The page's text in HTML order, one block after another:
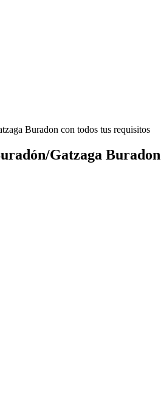
Buradon con todos tus requisitos
Gatzaga Buradon